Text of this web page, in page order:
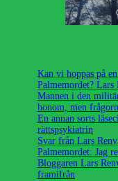
Kan vi hoppas på
Palmemordet? Lars
Mannen i den
honom, men
En annan sorts
rättspsykiatrin
Svar från Lars
Palmemordet: Jag
Bloggaren Lars
framifrån